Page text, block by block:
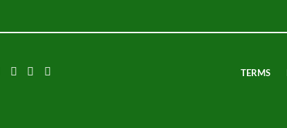
TERMS